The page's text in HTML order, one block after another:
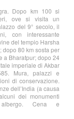
Dopo km 100 si
ove si visita un
del 9° secolo, il
con interessante
del tempio Harsha
80 km sosta per
a Bharatpur; dopo 24
imperiale di Akbar
Mura, palazzi e
di conservazione.
dell’India (a causa
dei monumenti
Cena e